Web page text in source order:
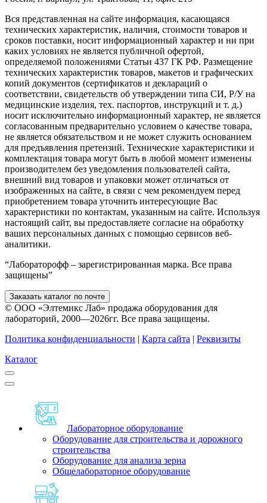
Вся представленная на сайте информация, касающаяся
технических характеристик, наличия, стоимости товаров и
сроков поставки, носит информационный характер и ни при
каких условиях не является публичной офертой,
определяемой положениями Статьи 437 ГК РФ. Размещение
технических характеристик товаров, макетов и графических
копий документов (сертификатов и деклараций о
соответствии, свидетельств об утверждении типа СИ, Р/У на
медицинские изделия, тех. паспортов, инструкций и т. д.)
носит исключительно информационный характер, не является
согласованным предварительно условием о качестве товара,
не является обязательством и не может служить основанием
для предъявления претензий. Технические характеристики и
комплектация товара могут быть в любой момент изменены
производителем без уведомления пользователей сайта,
внешний вид товаров и упаковки может отличаться от
изображенных на сайте, в связи с чем рекомендуем перед
приобретением товара уточнить интересующие Вас
характеристики по контактам, указанным на сайте. Используя
настоящий сайт, вы предоставляете согласие на обработку
ваших персональных данных с помощью сервисов веб-
аналитики.
“Лабораторофф – зарегистрированная марка. Все права
защищены”
Заказать каталог по почте
© ООО «Элтемикс Лаб» продажа оборудования для
лабораторий, 2000—2026гг. Все права защищены.
Политика конфиденциальности | Карта сайта | Реквизиты
Каталог
Лабораторное оборудование
Оборудование для строительства и дорожного
строительства
Оборудование для анализа зерна
Общелабораторное оборудование